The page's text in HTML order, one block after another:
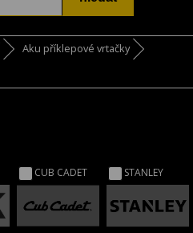
Aku příklepové vrtačky
CUB CADET STANLEY